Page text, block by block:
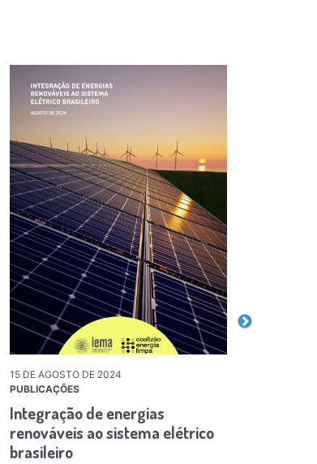
15 DE AGOSTO DE 2024
PUBLICAÇÕES
Integração de energias
renováveis ao sistema elétrico
brasileiro